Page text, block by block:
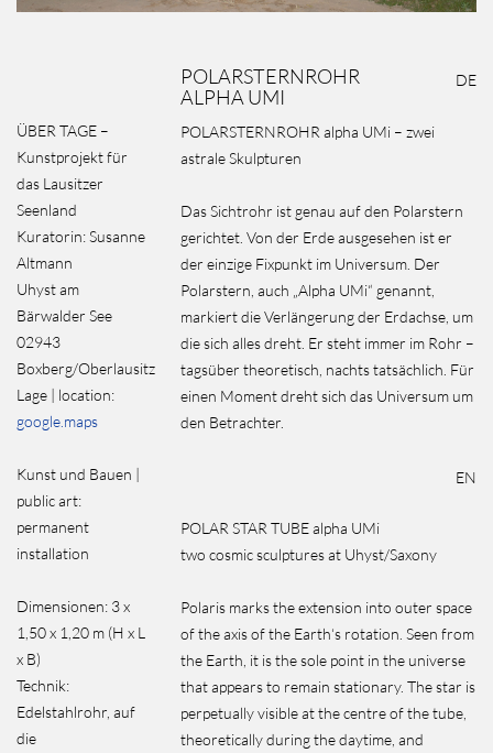
ÜBER TAGE –
Kunstprojekt für
das Lausitzer
Seenland
Kuratorin: Susanne
Altmann
Uhyst am
Bärwalder See
02943
Boxberg/Oberlausitz
Lage | location:
google.maps
Kunst und Bauen |
public art:
permanent
installation
Dimensionen: 3 x
1,50 x 1,20 m (H x L
x B)
Technik:
Edelstahlrohr, auf
die
POLARSTERNROHR
ALPHA UMI
DE
POLARSTERNROHR alpha UMi – zwei
astrale Skulpturen
Das Sichtrohr ist genau auf den Polarstern
gerichtet. Von der Erde ausgesehen ist er
der einzige Fixpunkt im Universum. Der
Polarstern, auch „Alpha UMi“ genannt,
markiert die Verlängerung der Erdachse, um
die sich alles dreht. Er steht immer im Rohr –
tagsüber theoretisch, nachts tatsächlich. Für
einen Moment dreht sich das Universum um
den Betrachter.
EN
POLAR STAR TUBE alpha UMi
two cosmic sculptures at Uhyst/Saxony
Polaris marks the extension into outer space
of the axis of the Earth‘s rotation. Seen from
the Earth, it is the sole point in the universe
that appears to remain stationary. The star is
perpetually visible at the centre of the tube,
theoretically during the daytime, and